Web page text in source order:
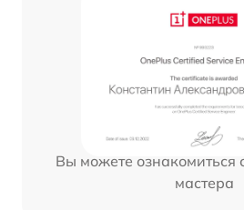
Вы можете ознакомиться
мастера